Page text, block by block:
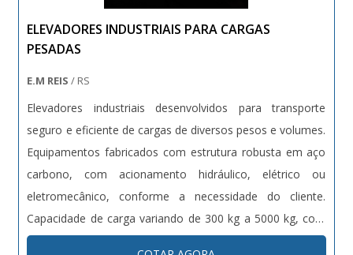
ELEVADORES INDUSTRIAIS PARA CARGAS
PESADAS
E.M REIS / RS
Elevadores industriais desenvolvidos para transporte
seguro e eficiente de cargas de diversos pesos e volumes.
Equipamentos fabricados com estrutura robusta em aço
carbono, com acionamento hidráulico, elétrico ou
eletromecânico, conforme a necessidade do cliente.
Capacidade de carga variando de 300 kg a 5000 kg, com
altura de elevação customizável. Dotados de sistemas de